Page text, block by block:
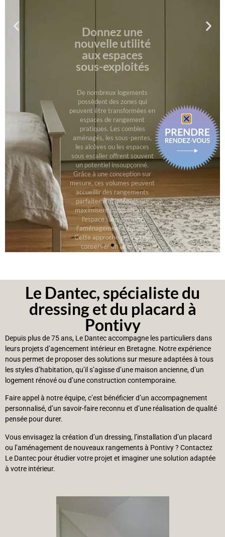
sous escalier offrent souvent
un potentiel insoupçonné.
Grâce à une conception sur
mesure, ces volumes peuvent
accueillir des rangements
parfaitement intégrés qui
l'espace sans alourdir
l'aménagement intérieur.
Cette approche permet de
conserver un intérieur
ordonné tout en améliorant le
confort de vie.
Cliquer ici
Le Dantec, spécialiste du
dressing et du placard à
Pontivy
Depuis plus de 75 ans, Le Dantec accompagne les particuliers dans
leurs projets d’agencement intérieur en Bretagne. Notre expérience
nous permet de proposer des solutions sur mesure adaptées à tous
les styles d’habitation, qu’il s’agisse d’une maison ancienne, d’un
logement rénové ou d’une construction contemporaine.
Faire appel à notre équipe, c’est bénéficier d’un accompagnement
personnalisé, d’un savoir-faire reconnu et d’une réalisation de qualité
pensée pour durer.
Vous envisagez la création d’un dressing, l’installation d’un placard
ou l’aménagement de nouveaux rangements à Pontivy ? Contactez
Le Dantec pour étudier votre projet et imaginer une solution adaptée
à votre intérieur.